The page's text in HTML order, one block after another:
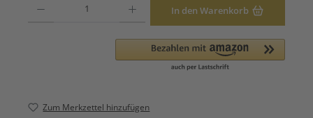
In den Warenkorb
Zum Merkzettel hinzufügen